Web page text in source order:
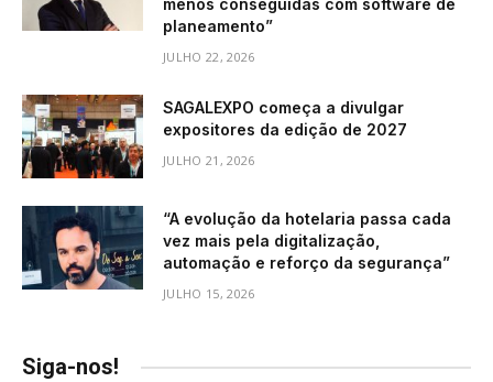
menos conseguidas com software de
planeamento”
JULHO 22, 2026
SAGALEXPO começa a divulgar
expositores da edição de 2027
JULHO 21, 2026
“A evolução da hotelaria passa cada
vez mais pela digitalização,
automação e reforço da segurança”
JULHO 15, 2026
Siga-nos!